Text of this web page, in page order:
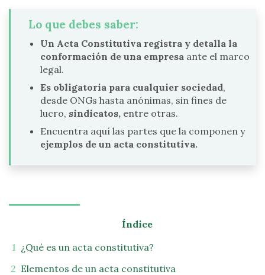
Lo que debes saber:
Un Acta Constitutiva registra y detalla la
conformación de una empresa ante el marco
legal.
Es obligatoria para cualquier sociedad,
desde ONGs hasta anónimas, sin fines de
lucro, sindicatos, entre otras.
Encuentra aquí las partes que la componen y
ejemplos de un acta constitutiva.
Índice
¿Qué es un acta constitutiva?
Elementos de un acta constitutiva